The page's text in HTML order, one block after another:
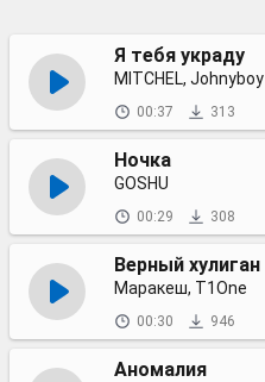
Я тебя украду
MITCHEL, Johnyboy
00:37 313
Ночка
GOSHU
00:29 308
Верный хулиган
Маракеш, T1One
00:30 946
Аномалия